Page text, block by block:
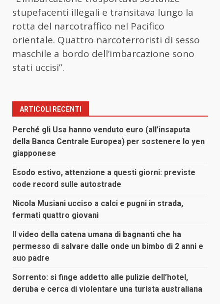
stupefacenti illegali e transitava lungo la
rotta del narcotraffico nel Pacifico
orientale. Quattro narcoterroristi di sesso
maschile a bordo dell’imbarcazione sono
stati uccisi”.
ARTICOLI RECENTI
Perché gli Usa hanno venduto euro (all’insaputa
della Banca Centrale Europea) per sostenere lo yen
giapponese
Esodo estivo, attenzione a questi giorni: previste
code record sulle autostrade
Nicola Musiani ucciso a calci e pugni in strada,
fermati quattro giovani
Il video della catena umana di bagnanti che ha
permesso di salvare dalle onde un bimbo di 2 anni e
suo padre
Sorrento: si finge addetto alle pulizie dell’hotel,
deruba e cerca di violentare una turista australiana